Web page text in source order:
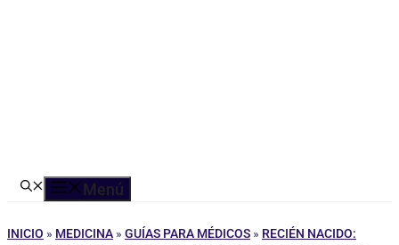
Menú
INICIO » MEDICINA » GUÍAS PARA MÉDICOS » RECIÉN NACIDO: